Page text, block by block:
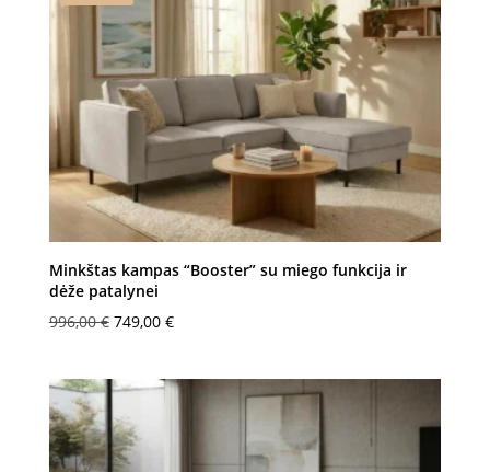
Minkštas kampas “Booster” su miego funkcija ir
dėže patalynei
996,00€ Original
996,00 €.
749,00 €Current
749,00 €.